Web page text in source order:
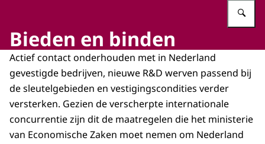
Bieden en binden
Actief contact onderhouden met in Nederland
gevestigde bedrijven, nieuwe R&D werven passend bij
de sleutelgebieden en vestigingscondities verder
versterken. Gezien de verscherpte internationale
concurrentie zijn dit de maatregelen die het ministerie
van Economische Zaken moet nemen om Nederland